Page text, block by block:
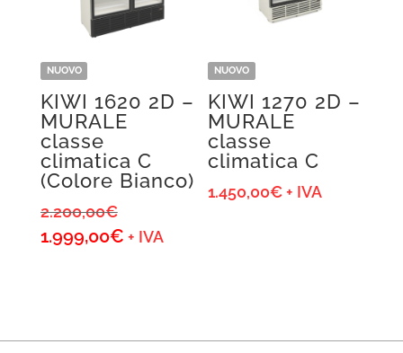
NUOVO
KIWI 1620 2D –
MURALE
classe
climatica C
(Colore Bianco)
2.200,00€Il
prezzo
1.999,00€Il+ IVA
NUOVO
KIWI 1270 2D –
MURALE
classe
climatica C
1.450,00€+ IVA